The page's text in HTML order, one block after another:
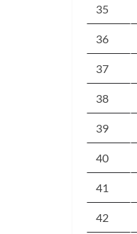
35
36
37
38
39
40
41
42